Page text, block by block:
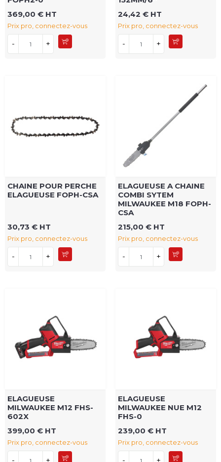
369,00 € HT
Prix pro, connectez-vous
- +
24,42 € HT
Prix pro, connectez-vous
- +
CHAINE POUR PERCHE
ELAGUEUSE FOPH-CSA
30,73 € HT
Prix pro, connectez-vous
- +
ELAGUEUSE A CHAINE
COMBI SYTEM
MILWAUKEE M18 FOPH-
CSA
215,00 € HT
Prix pro, connectez-vous
- +
ELAGUEUSE
MILWAUKEE M12 FHS-
602X
399,00 € HT
Prix pro, connectez-vous
ELAGUEUSE
MILWAUKEE NUE M12
FHS-0
239,00 € HT
Prix pro, connectez-vous